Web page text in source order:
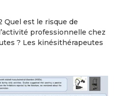
Quel est le risque de
professionnelle chez
? Les kinésithérapeutes